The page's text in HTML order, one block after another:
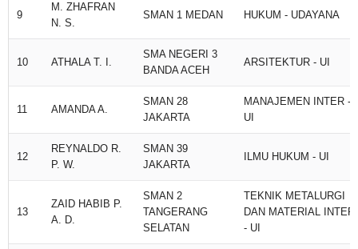
9
M. ZHAFRAN
N. S.
SMAN 1 MEDAN HUKUM - UDAYANA
10 ATHALA T. I.
SMA NEGERI 3
BANDA ACEH
ARSITEKTUR - UI
11 AMANDA A.
SMAN 28
JAKARTA
MANAJEMEN INTER -
UI
12
REYNALDO R.
P. W.
SMAN 39
JAKARTA
ILMU HUKUM - UI
13
ZAID HABIB P.
A. D.
SMAN 2
TANGERANG
SELATAN
TEKNIK METALURGI
DAN MATERIAL INTER
- UI